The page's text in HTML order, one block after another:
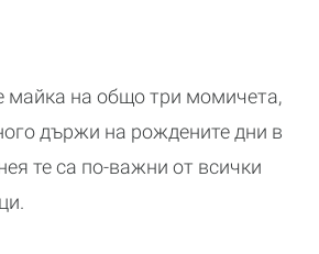
майка на общо три момичета,
държи на рождените дни в
те са по-важни от всички